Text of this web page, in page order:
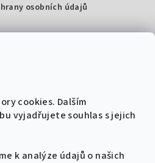
cookies. Dalším
vyjadřujete souhlas s jejich
k analýze údajů o našich
osobních údajů
Noty, s.r.o.
04568672
604 485 792
nové zpěvníky!